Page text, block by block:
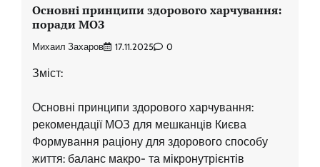
Основні принципи здорового харчування:
поради МОЗ
Михаил Захаров 17.11.2025 0
Зміст:
Основні принципи здорового харчування:
рекомендації МОЗ для мешканців Києва
Формування раціону для здорового способу
життя: баланс макро- та мікронутрієнтів